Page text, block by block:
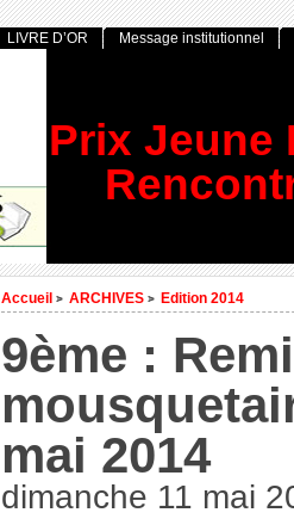
Prix Jeune
Accueil > ARCHIVES > Edition 2014
9ème :
mai 2014
dimanche 11 mai
LIVRE D’OR Message institutionnel